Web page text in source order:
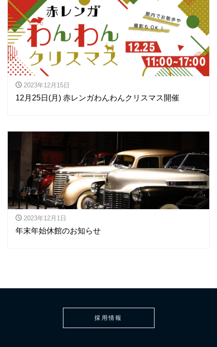
2023年12月15日
12月25日(月) 赤レンガわんわんクリスマス開催
2023年12月1日
年末年始休館のお知らせ
採用情報